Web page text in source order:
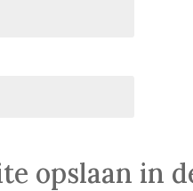
opslaan in